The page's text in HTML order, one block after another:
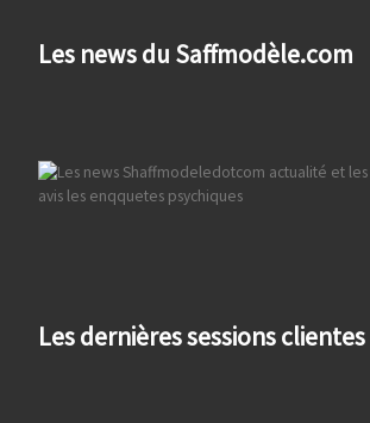
Les news du Saffmodèle.com
Les dernières sessions clientes